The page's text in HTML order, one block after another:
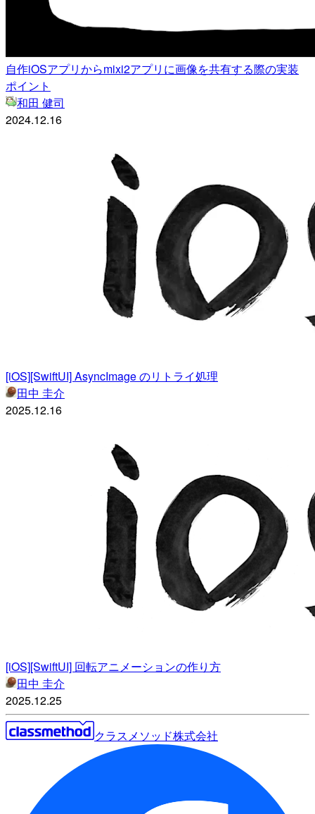
自作iOSアプリからmixi2アプリに画像を共有する際の実装
ポイント
和田 健司
2024.12.16
[iOS][SwiftUI] AsyncImage のリトライ処理
田中 圭介
2025.12.16
[iOS][SwiftUI] 回転アニメーションの作り方
田中 圭介
2025.12.25
クラスメソッド株式会社